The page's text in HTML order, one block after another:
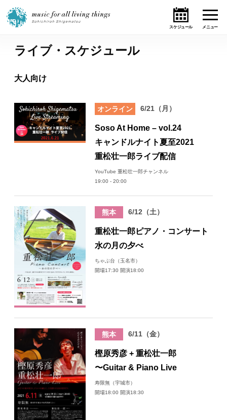
ホーム
ニュース
テーマ
ライブ・スケジュール
ギャラリー
日々のレポート
Specials
プロフィール
演奏依頼
お問い合わせ
ライブ・スケジュール
大人向け
オンライン 6/21（月）
Soso At Home – vol.24
キャンドルナイト夏至2021
重松壮一郎ライブ配信
YouTube 重松壮一郎チャンネル
19:00 - 20:00
熊本 6/12（土）
重松壮一郎ピアノ・コンサート
水の月の夕べ
ちゃぶ台（玉名市）
開場17:30 開演18:00
熊本 6/11（金）
樫原秀彦 + 重松壮一郎
〜Guitar & Piano Live
寿限無（宇城市）
開場18:00 開演18:30